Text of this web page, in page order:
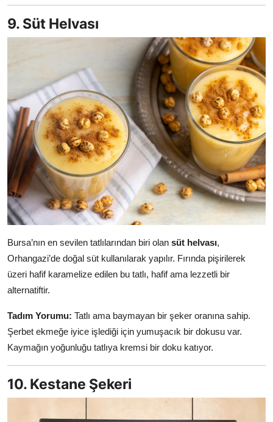
9. Süt Helvası
Bursa’nın en sevilen tatlılarından biri olan süt helvası,
Orhangazi’de doğal süt kullanılarak yapılır. Fırında pişirilerek
üzeri hafif karamelize edilen bu tatlı, hafif ama lezzetli bir
alternatiftir.
Tadım Yorumu: Tatlı ama baymayan bir şeker oranına sahip.
Şerbet ekmeğe iyice işlediği için yumuşacık bir dokusu var.
Kaymağın yoğunluğu tatlıya kremsi bir doku katıyor.
10. Kestane Şekeri